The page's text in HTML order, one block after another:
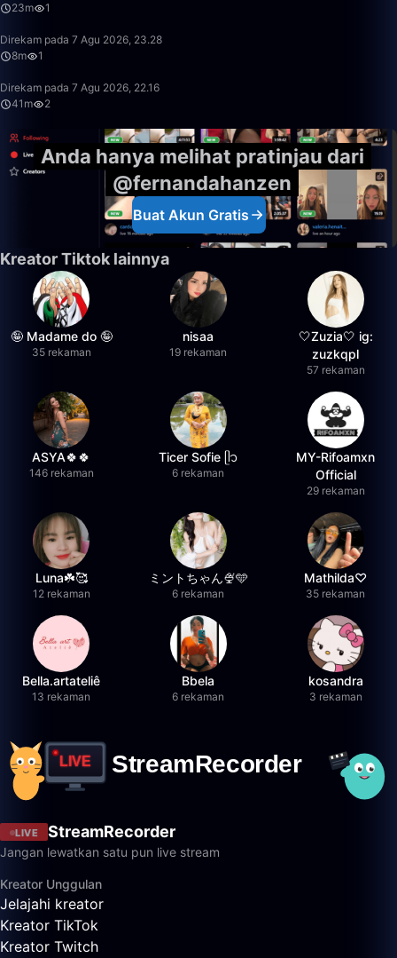
23m
1
Direkam pada 7 Agu 2026, 23.28
8m
1
Direkam pada 7 Agu 2026, 22.16
41m
2
Anda hanya melihat pratinjau dari
@fernandahanzen
Buat Akun Gratis
Kreator Tiktok lainnya
🤪 Madame do 🤪
35 rekaman
nisaa
19 rekaman
🤍Zuzia🤍 ig:
zuzkqpl
57 rekaman
ASYA🍀🍀
146 rekaman
Ticer Sofie ᥫ᭡
6 rekaman
MY-Rifoamxn
Official
29 rekaman
Luna☘️🥰
12 rekaman
ミントちゃん🍨🩵
6 rekaman
Mathilda♡︎
35 rekaman
Bella.artateliê
13 rekaman
Bbela
6 rekaman
kosandra
3 rekaman
LIVE StreamRecorder
Jangan lewatkan satu pun live stream
Kreator Unggulan
Jelajahi kreator
Kreator TikTok
Kreator Twitch